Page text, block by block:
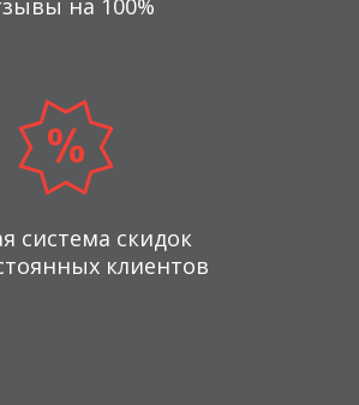
на 100%
система скидок
клиентов